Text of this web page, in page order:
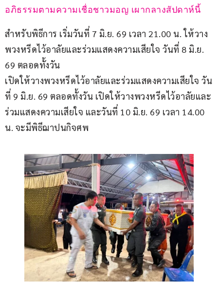
อภิธรรมตามความเชื่อชาวมอญ เผากลางสัปดาห์นี้
สำหรับพิธีการ เริ่มวันที่ 7 มิ.ย. 69 เวลา 21.00 น. ให้วาง
พวงหรีดไว้อาลัยและร่วมแสดงความเสียใจ วันที่ 8 มิ.ย.
69 ตลอดทั้งวัน
เปิดให้วางพวงหรีดไว้อาลัยและร่วมแสดงความเสียใจ วัน
ที่ 9 มิ.ย. 69 ตลอดทั้งวัน เปิดให้วางพวงหรีดไว้อาลัยและ
ร่วมแสดงความเสียใจ และวันที่ 10 มิ.ย. 69 เวลา 14.00
น. จะมีพิธีฌาปนกิจศพ